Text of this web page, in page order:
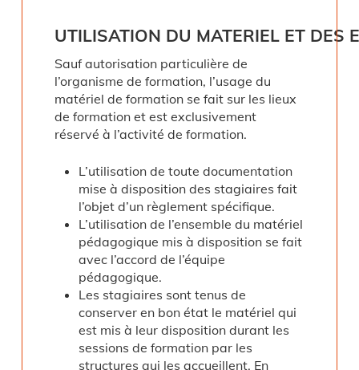
UTILISATION DU MATERIEL ET DES
Sauf autorisation particulière de
l’organisme de formation, l’usage du
matériel de formation se fait sur les lieux
de formation et est exclusivement
réservé à l’activité de formation.
L’utilisation de toute documentation
mise à disposition des stagiaires fait
l’objet d’un règlement spécifique.
L’utilisation de l’ensemble du matériel
pédagogique mis à disposition se fait
avec l’accord de l’équipe
pédagogique.
Les stagiaires sont tenus de
conserver en bon état le matériel qui
est mis à leur disposition durant les
sessions de formation par les
structures qui les accueillent. En